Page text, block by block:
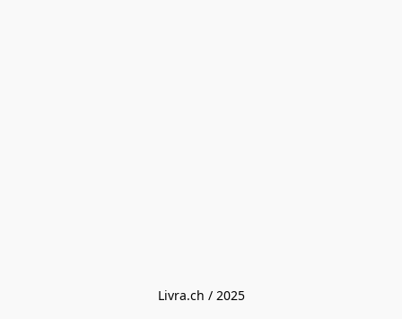
Livra.ch / 2025